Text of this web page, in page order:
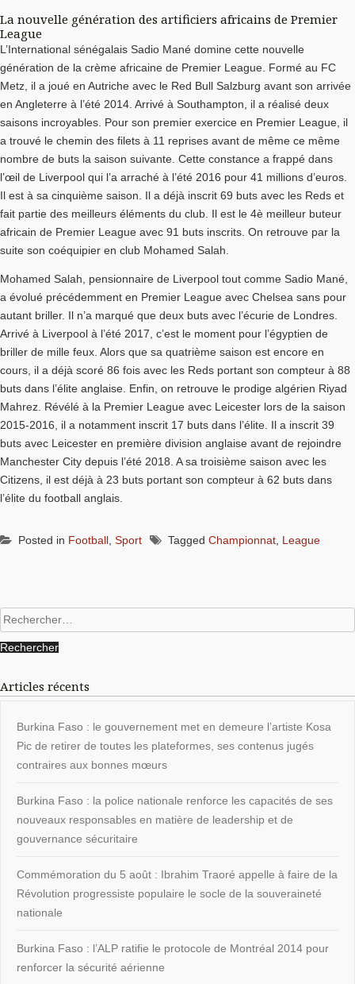
La nouvelle génération des artificiers africains de Premier
League
L’International sénégalais Sadio Mané domine cette nouvelle
génération de la crème africaine de Premier League. Formé au FC
Metz, il a joué en Autriche avec le Red Bull Salzburg avant son arrivée
en Angleterre à l’été 2014. Arrivé à Southampton, il a réalisé deux
saisons incroyables. Pour son premier exercice en Premier League, il
a trouvé le chemin des filets à 11 reprises avant de même ce même
nombre de buts la saison suivante. Cette constance a frappé dans
l’œil de Liverpool qui l’a arraché à l’été 2016 pour 41 millions d’euros.
Il est à sa cinquième saison. Il a déjà inscrit 69 buts avec les Reds et
fait partie des meilleurs éléments du club. Il est le 4è meilleur buteur
africain de Premier League avec 91 buts inscrits. On retrouve par la
suite son coéquipier en club Mohamed Salah.
Mohamed Salah, pensionnaire de Liverpool tout comme Sadio Mané,
a évolué précédemment en Premier League avec Chelsea sans pour
autant briller. Il n’a marqué que deux buts avec l’écurie de Londres.
Arrivé à Liverpool à l’été 2017, c’est le moment pour l’égyptien de
briller de mille feux. Alors que sa quatrième saison est encore en
cours, il a déjà scoré 86 fois avec les Reds portant son compteur à 88
buts dans l’élite anglaise. Enfin, on retrouve le prodige algérien Riyad
Mahrez. Révélé à la Premier League avec Leicester lors de la saison
2015-2016, il a notamment inscrit 17 buts dans l’élite. Il a inscrit 39
buts avec Leicester en première division anglaise avant de rejoindre
Manchester City depuis l’été 2018. A sa troisième saison avec les
Citizens, il est déjà à 23 buts portant son compteur à 62 buts dans
l’élite du football anglais.
Posted in Football, Sport Tagged Championnat, League
Rechercher :
Articles récents
Burkina Faso : le gouvernement met en demeure l’artiste Kosa
Pic de retirer de toutes les plateformes, ses contenus jugés
contraires aux bonnes mœurs
Burkina Faso : la police nationale renforce les capacités de ses
nouveaux responsables en matière de leadership et de
gouvernance sécuritaire
Commémoration du 5 août : Ibrahim Traoré appelle à faire de la
Révolution progressiste populaire le socle de la souveraineté
nationale
Burkina Faso : l’ALP ratifie le protocole de Montréal 2014 pour
renforcer la sécurité aérienne